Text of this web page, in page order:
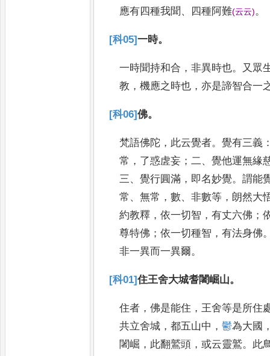
應有四種我聞 、 四種阿難(云云)。
[科05]一時。
一時聞持和合 ，非異時也。
又眾
教 ，機應之時也 ，亦是諦智合一
[科06]佛。
梵語佛陀 ， 此云覺者。覺有三義
常 ， 了惑虗妄 ；二、覺他運無緣
三、覺行圓滿 ， 即名妙覺。謂能
常 、無常 ，數、非數等 ， 朗然大
約教釋 ，依一切智 ，有丈六佛 ；
尊特佛 ；依一切種智 ，有法身佛
非一異而一異爾。
[科01]住王舍大城耆闍崛山。
住者 ，佛是能住 ，王舍等是所住
共立舍城 ，都五山中 ，鬱為大國
闍崛 ， 此翻鷲頭 ，或云靈鷲。 此